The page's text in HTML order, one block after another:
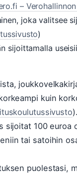
–
joka valitsee
)
sijoittamalla
kuin
sijoitat 100
tai satoihin
puolestasi,